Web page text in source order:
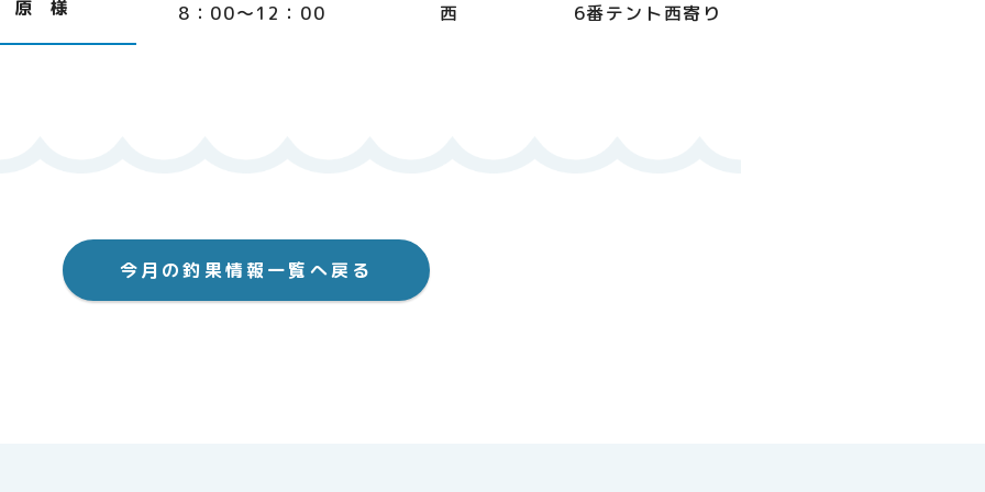
原 様 8：00～12：00 西 6番テント西寄り
今月の釣果情報一覧へ戻る